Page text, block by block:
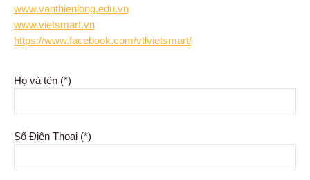
www.vanthienlong.edu.vn
www.vietsmart.vn
https://www.facebook.com/vtlvietsmart/
Họ và tên (*)
Số Điện Thoại (*)